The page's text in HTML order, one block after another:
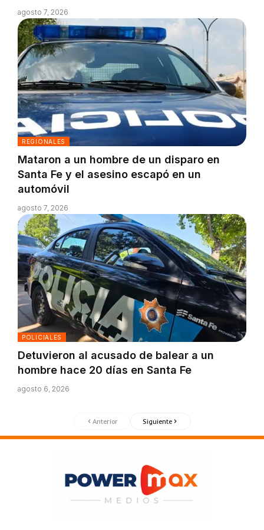
agosto 7, 2026
REGIONALES
Mataron a un hombre de un disparo en
Santa Fe y el asesino escapó en un
automóvil
agosto 7, 2026
POLICIALES
Detuvieron al acusado de balear a un
hombre hace 20 días en Santa Fe
agosto 6, 2026
Anterior Siguiente